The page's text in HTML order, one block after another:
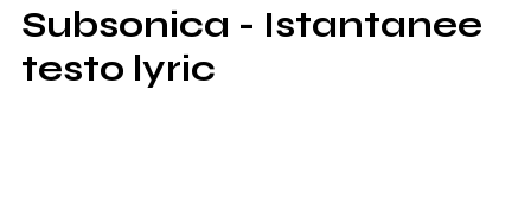
SHOP
RADIO
Subsonica - Istantanee
testo lyric